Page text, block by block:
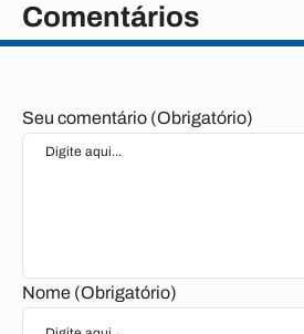
Comentários
Seu comentário (Obrigatório)
Nome (Obrigatório)